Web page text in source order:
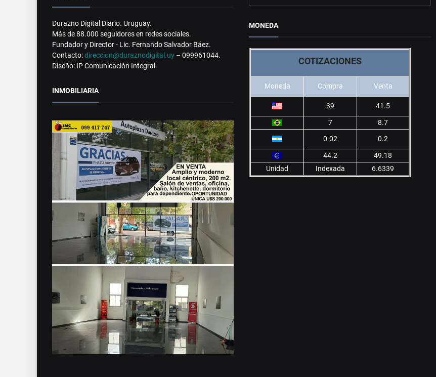
Durazno Digital Diario. Uruguay.
Más de 88.000 seguidores en redes sociales.
Fundador y Director - Lic. Fernando Salvador Báez.
Contacto:direccion@duraznodigital.uy – 099961044.
Diseño: IP Comunicación Integral.
INMOBILIARIA
MONEDA
COTIZACIONES
Moneda Compra Venta
39 41.5
7
8.7
0.02
0.2
44.2
49.18
Unidad
Indexada 6.6339